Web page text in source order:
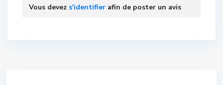
Vous devez s'identifier afin de poster un avis